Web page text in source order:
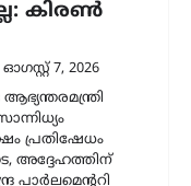
ഓഗസ്റ്റ്‌ 7, 2026
തമിഴ്‌നാട്
സംഗീത
ഹർജിയും
ജില്ലാ കുടുംബ